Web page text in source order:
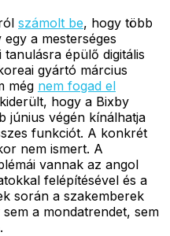
számolt be, hogy több
a mesterséges
épülő digitális
gyártó március
még nem fogad el
hogy a Bixby
június végén kínálhatja
funkciót. A konkrét
nem ismert. A
vannak az angol
felépítésével és a
során a szakemberek
a mondatrendet, sem